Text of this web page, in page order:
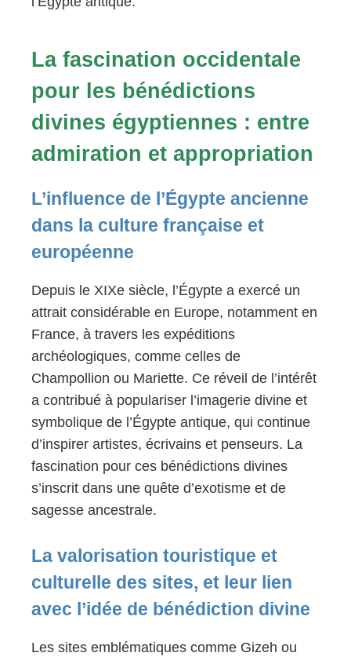
La fascination occidentale
pour les bénédictions
divines égyptiennes : entre
admiration et appropriation
L’influence de l’Égypte ancienne
dans la culture française et
européenne
Depuis le XIXe siècle, l’Égypte a exercé un
attrait considérable en Europe, notamment en
France, à travers les expéditions
archéologiques, comme celles de
Champollion ou Mariette. Ce réveil de l’intérêt
a contribué à populariser l’imagerie divine et
symbolique de l’Égypte antique, qui continue
d’inspirer artistes, écrivains et penseurs. La
fascination pour ces bénédictions divines
s’inscrit dans une quête d’exotisme et de
sagesse ancestrale.
La valorisation touristique et
culturelle des sites, et leur lien
avec l’idée de bénédiction divine
Les sites emblématiques comme Gizeh ou